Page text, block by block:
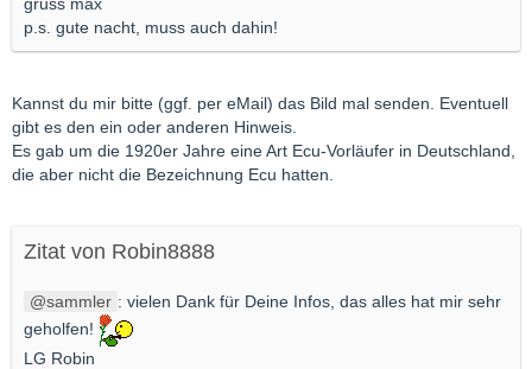
p.s. gute nacht, muss auch dahin!
Kannst du mir bitte (ggf. per eMail) das Bild mal senden. Eventuell
gibt es den ein oder anderen Hinweis.
Es gab um die 1920er Jahre eine Art Ecu-Vorläufer in Deutschland,
die aber nicht die Bezeichnung Ecu hatten.
Zitat von Robin8888
sammler : vielen Dank für Deine Infos, das alles hat mir sehr
geholfen!
LG Robin